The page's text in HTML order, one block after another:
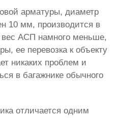
арматуры, диаметр
10 мм, производится в
вес АСП намного меньше,
ее перевозка к объекту
никаких проблем и
в багажнике обычного
отличается одним